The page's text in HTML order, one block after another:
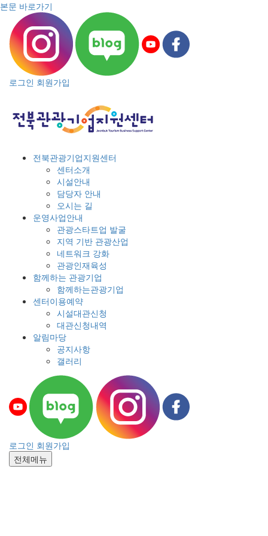
본문 바로가기
로그인 회원가입
전북관광기업지원센터
센터소개
시설안내
담당자 안내
오시는 길
운영사업안내
관광스타트업 발굴
지역 기반 관광산업
네트워크 강화
관광인재육성
함께하는 관광기업
함께하는관광기업
센터이용예약
시설대관신청
대관신청내역
알림마당
공지사항
갤러리
로그인 회원가입
전체메뉴